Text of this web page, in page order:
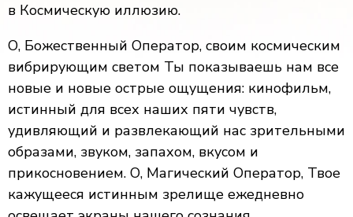
в Космическую иллюзию.
О, Божественный Оператор, своим космическим
вибрирующим светом Ты показываешь нам все
новые и новые острые ощущения: кинофильм,
истинный для всех наших пяти чувств,
удивляющий и развлекающий нас зрительными
образами, звуком, запахом, вкусом и
прикосновением. О, Магический Оператор, Твое
кажущееся истинным зрелище ежедневно